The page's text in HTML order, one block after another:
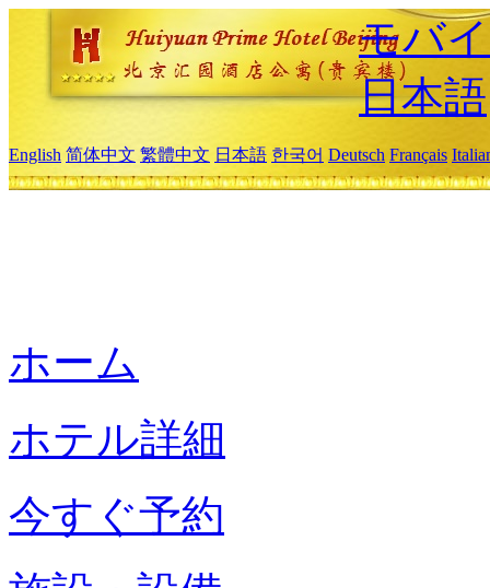
モバ
日本語
English 简体中文 繁體中文 日本語 한국어 Deutsch Français
ホーム
ホテル詳細
今すぐ予約